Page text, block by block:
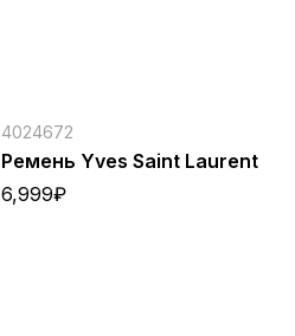
4024672
Ремень Yves Saint Laurent
6,999₽